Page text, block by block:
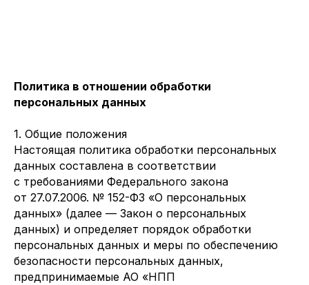
Политика в отношении обработки
персональных данных
1. Общие положения
Настоящая политика обработки персональных
данных составлена в соответствии
с требованиями Федерального закона
от 27.07.2006. № 152-ФЗ «О персональных
данных» (далее — Закон о персональных
данных) и определяет порядок обработки
персональных данных и меры по обеспечению
безопасности персональных данных,
предпринимаемые АО «НПП